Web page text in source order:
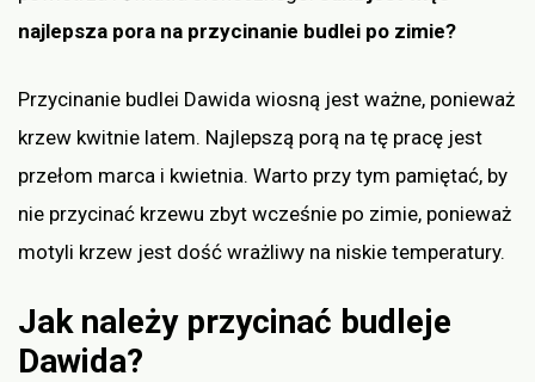
najlepsza pora na przycinanie budlei po zimie?
Przycinanie budlei Dawida wiosną jest ważne, ponieważ
krzew kwitnie latem. Najlepszą porą na tę pracę jest
przełom marca i kwietnia. Warto przy tym pamiętać, by
nie przycinać krzewu zbyt wcześnie po zimie, ponieważ
motyli krzew jest dość wrażliwy na niskie temperatury.
Jak należy przycinać budleje
Dawida?